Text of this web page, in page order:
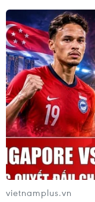
TIN LIÊN
vietnamplus.vn